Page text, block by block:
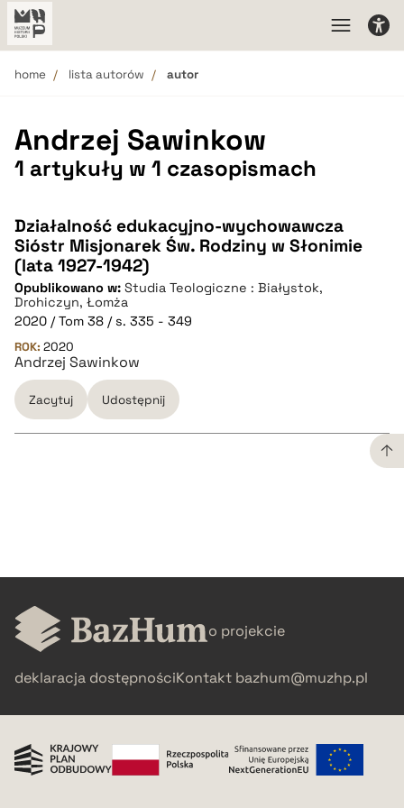
home lista autorów autor
Andrzej Sawinkow
1 artykuły w 1 czasopismach
Działalność edukacyjno-wychowawcza
Sióstr Misjonarek Św. Rodziny w Słonimie
(lata 1927-1942)
Opublikowano w: Studia Teologiczne : Białystok,
Drohiczyn, Łomża
2020 / Tom 38 / s. 335 - 349
ROK: 2020
Andrzej Sawinkow
Zacytuj Udostępnij
pobierz cytat
o projekcie
deklaracja dostępnościKontakt bazhum@muzhp.pl